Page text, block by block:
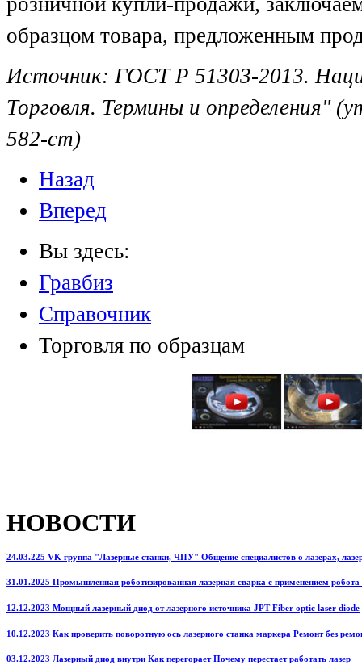
образцом товара, предложенным
Источник: ГОСТ Р 51303-2013.
Торговля. Термины и определения"
582-ст)
Назад
Вперед
Вы здесь:
Гравбиз
Справочник
Торговля по образцам
НОВОСТИ
24.03.225 VK группа "Лазерные станки, ЧПУ" Общение специалистов о лазерах,
31.01.2025 Промышленная роботизированная лазерная сварка с применением
12.12.2023 Мощный лазерный диод от лазерного источника JPT Fiber optic laser diode
10.12.2023 Как проверить поворотную ось лазерного станка маркера Ремонт без
03.12.2023 Лазерный диод внутри Как перегорает Почему перестает работать лазер